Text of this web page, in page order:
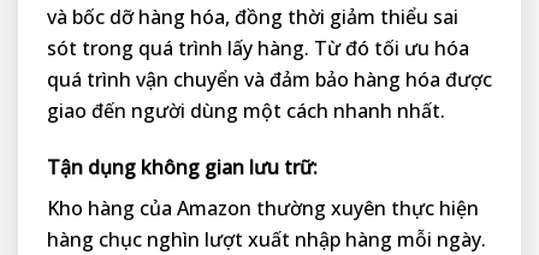
và bốc dỡ hàng hóa, đồng thời giảm thiểu sai
sót trong quá trình lấy hàng. Từ đó tối ưu hóa
quá trình vận chuyển và đảm bảo hàng hóa được
giao đến người dùng một cách nhanh nhất.
Tận dụng không gian lưu trữ:
Kho hàng của Amazon thường xuyên thực hiện
hàng chục nghìn lượt xuất nhập hàng mỗi ngày.